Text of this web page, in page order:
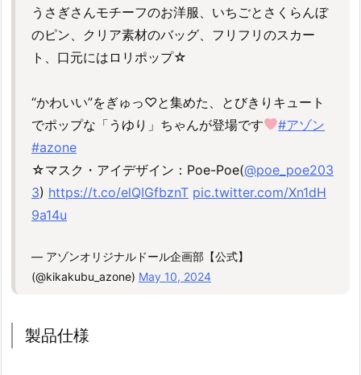
うさぎさんモチーフのお洋服、いちごとさくらんぼ
のピン、クリア素材のバッグ、フリフリのスカー
ト、口元にはロリポップ☆
“かわいい”をぎゅっ♡と集めた、とびきりキュート
でポップな「うゆり」ちゃんが登場です
#アゾン
#azone
☆マスク・アイデザイン：Poe-Poe(@poe_poe203
3) https://t.co/elQIGfbznT pic.twitter.com/Xn1dH
9a14u
— アゾンオリジナルドール企画部【公式】
(@kikakubu_azone) May 10, 2024
製品仕様